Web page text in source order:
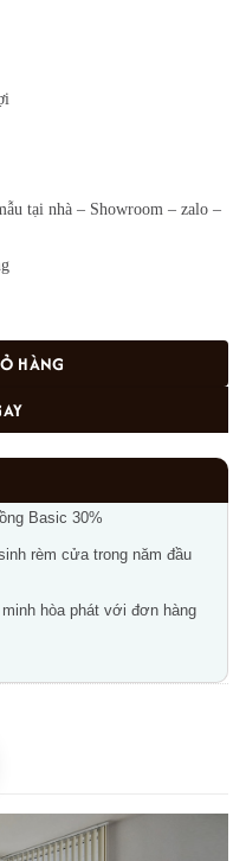
tại nhà – Showroom – zalo –
HÀNG
Basic 30%
rèm cửa trong năm đầu
hòa phát với đơn hàng